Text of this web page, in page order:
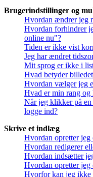
Brugerindstillinger og
Hvordan ændrer jeg
Hvordan forhindrer
online nu"?
Tiden er ikke vist
Jeg har ændret
Mit sprog er ikke i
Hvad betyder
Hvordan vælger jeg
Hvad er min rang
Når jeg klikker på
logge ind?
Skrive et indlæg
Hvordan opretter jeg
Hvordan redigerer
Hvordan indsætter
Hvordan opretter jeg
Hvorfor kan jeg ikke